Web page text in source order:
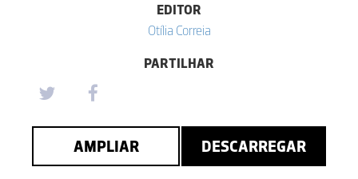
EDITOR
Otília Correia
PARTILHAR
AMPLIAR DESCARREGAR